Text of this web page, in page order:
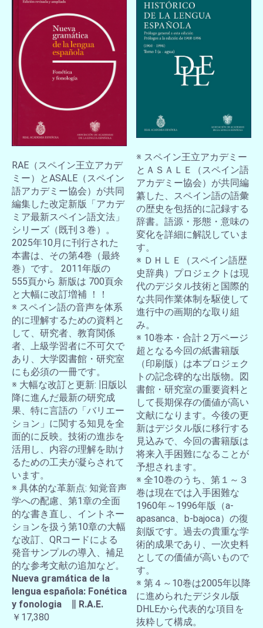
RAE（スペイン王立アカデ
ミー）とASALE（スペイン
語アカデミー協会）が共同
編集した改定新版「アカデ
ミア最新スペイン語文法」
シリーズ（既刊３巻）。
2025年10月に刊行された
本書は、その第4巻（最終
巻）です。 2011年版の
555頁から 新版は 700頁余
と大幅に改訂増補 ！！
※ スペイン語の音声を体系
的に理解するための資料と
して、研究者、教育関係
者、上級学習者に不可欠で
あり、大学図書館・研究室
にも必須の一冊です。
※ 大幅な改訂と更新: 旧版以
降に進んだ最新の研究成
果、特に言語の「バリエー
ション」に関する知見を全
面的に反映。技術の進歩を
活用し、内容の理解を助け
るための工夫が凝らされて
います。
※ 具体的な革新点: 知覚音声
学への配慮、第1章の全面
的な書き直し、イントネー
ションを扱う第10章の大幅
な改訂、QRコードによる
発音サンプルの導入、補足
的な参考文献の追加など。
Nueva gramática de la
lengua española: Fonética
y fonologia ∥ R.A.E.
￥17,380
※ スペイン王立アカデミー
とＡＳＡＬＥ（スペイン語
アカデミー協会）が共同編
纂した、スペイン語の語彙
の歴史を包括的に記録する
辞書。語源・形態・意味の
変化を詳細に解説していま
す。
※ ＤＨＬＥ（スペイン語歴
史辞典）プロジェクトは現
代のデジタル技術と国際的
な共同作業体制を駆使して
進行中の画期的な取り組
み。
※ 10巻本・合計２万ページ
超となる今回の紙書籍版
（印刷版）は本プロジェク
トの記念碑的な出版物。図
書館・研究室の重要資料と
して長期保存の価値が高い
文献になります。今後の更
新はデジタル版に移行する
見込みで、今回の書籍版は
将来入手困難になることが
予想されます。
※ 全10巻のうち、第１～３
巻は現在では入手困難な
1960年～1996年版（a-
apasanca、b-bajoca）の復
刻版です。過去の貴重な学
術的成果であり、一次史料
としての価値が高いもので
す。
※ 第４～10巻は2005年以降
に進められたデジタル版
DHLEから代表的な項目を
抜粋して構成。